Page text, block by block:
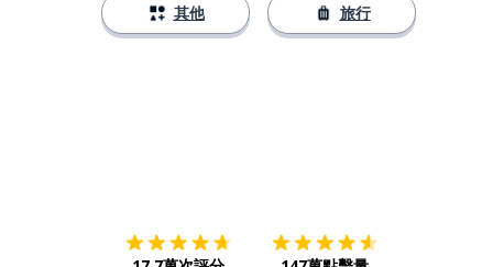
其他 旅行